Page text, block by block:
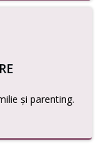
și parenting.